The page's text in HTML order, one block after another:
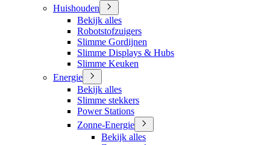
Huishouden
Bekijk alles
Robotstofzuigers
Slimme Gordijnen
Slimme Displays & Hubs
Slimme Keuken
Energie
Bekijk alles
Slimme stekkers
Power Stations
Zonne-Energie
Bekijk alles